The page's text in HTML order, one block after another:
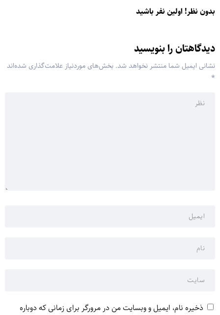
بدون نظر! اولین نفر باشید
دیدگاهتان را بنویسید
نشانی ایمیل شما منتشر نخواهد شد. بخش‌های موردنیاز علامت‌گذاری شده‌اند
*
ذخیره نام، ایمیل و وبسایت من در مرورگر برای زمانی که دوباره